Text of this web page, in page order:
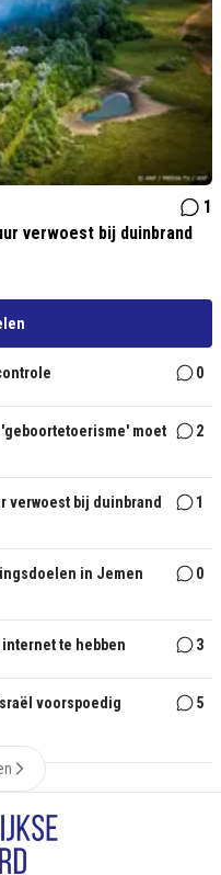
1
verwoest bij duinbrand
0
moet
2
verwoest bij duinbrand
1
in Jemen
0
te hebben 3
voorspoedig
5